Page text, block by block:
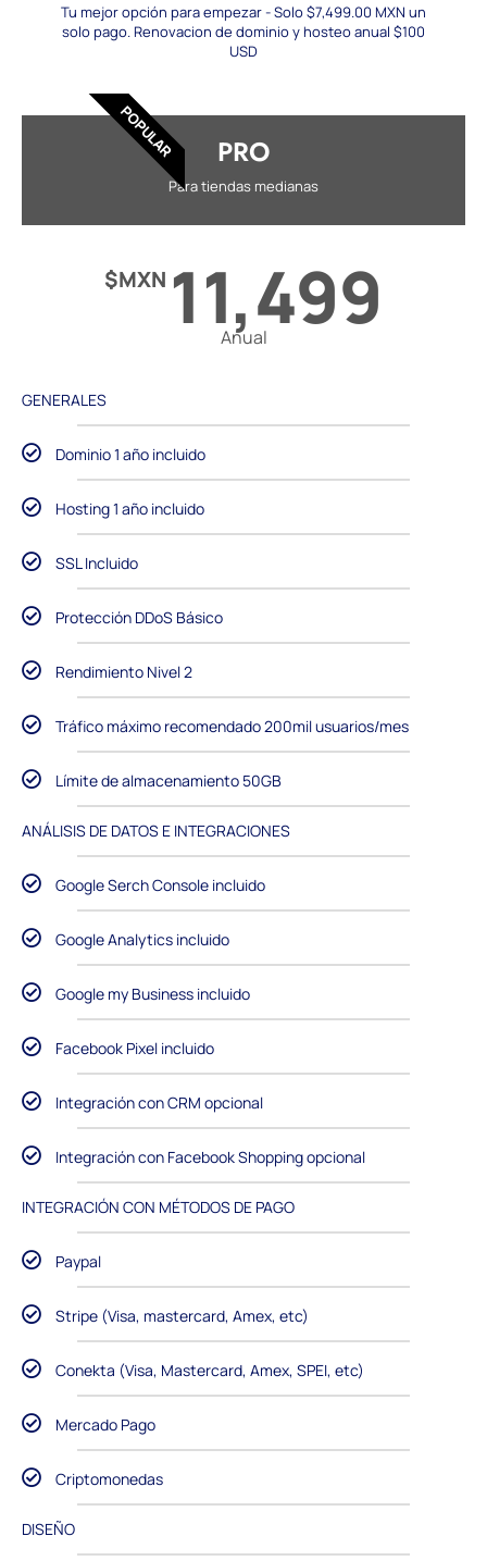
Tu mejor opción para empezar - Solo $7,499.00 MXN un
solo pago. Renovacion de dominio y hosteo anual $100
USD
POPULAR PRO
Para tiendas medianas
$MXN 11,499
Anual
GENERALES
Dominio 1 año incluido
Hosting 1 año incluido
SSL Incluido
Protección DDoS Básico
Rendimiento Nivel 2
Tráfico máximo recomendado 200mil usuarios/mes
Límite de almacenamiento 50GB
ANÁLISIS DE DATOS E INTEGRACIONES
Google Serch Console incluido
Google Analytics incluido
Google my Business incluido
Facebook Pixel incluido
Integración con CRM opcional
Integración con Facebook Shopping opcional
INTEGRACIÓN CON MÉTODOS DE PAGO
Paypal
Stripe (Visa, mastercard, Amex, etc)
Conekta (Visa, Mastercard, Amex, SPEI, etc)
Mercado Pago
Criptomonedas
DISEÑO